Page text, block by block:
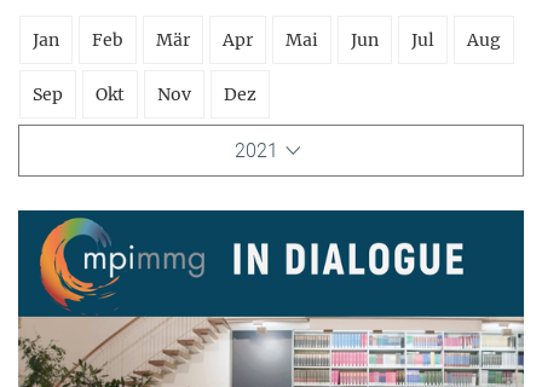
Jan Feb Mär Apr Mai Jun Jul Aug
Sep Okt Nov Dez
2021